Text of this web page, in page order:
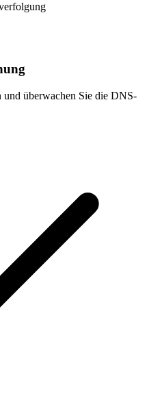
überwachen Sie die DNS-